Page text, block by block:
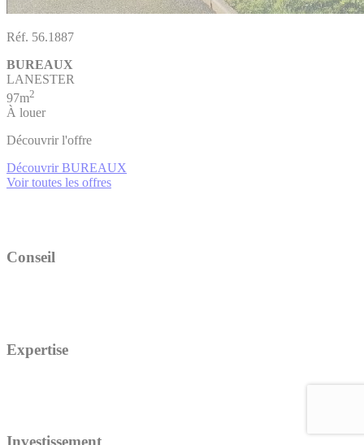
Réf. 56.1887
BUREAUX
LANESTER
97m2
À louer
Découvrir l'offre
Découvrir BUREAUX
Voir toutes les offres
Conseil
Expertise
Investissement